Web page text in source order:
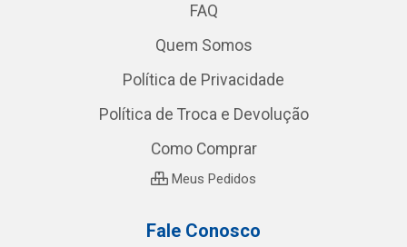
FAQ
Quem Somos
Política de Privacidade
Política de Troca e Devolução
Como Comprar
Meus Pedidos
Fale Conosco